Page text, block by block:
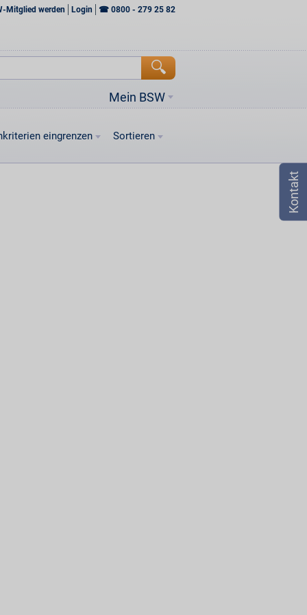
Mitglied werden Login ☎ 0800 - 279 25 82
Mein BSW
eingrenzen Sortieren